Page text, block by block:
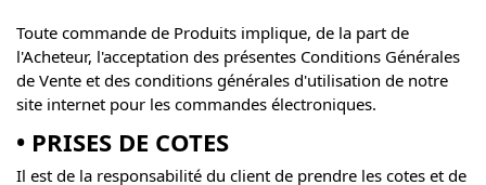
Toute commande de Produits implique, de la part de
l'Acheteur, l'acceptation des présentes Conditions Générales
de Vente et des conditions générales d'utilisation de notre
site internet pour les commandes électroniques.
• PRISES DE COTES
Il est de la responsabilité du client de prendre les cotes et de